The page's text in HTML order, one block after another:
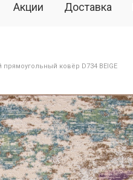
Акции Доставка
ковёр D734 BEIGE